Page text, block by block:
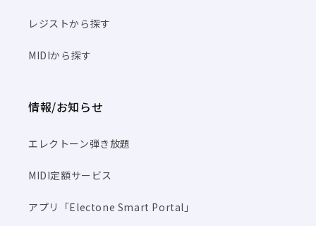
レジストから探す
MIDIから探す
情報/お知らせ
エレクトーン弾き放題
MIDI定額サービス
アプリ「Electone Smart Portal」